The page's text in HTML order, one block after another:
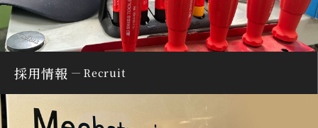
採用情報 Recruit